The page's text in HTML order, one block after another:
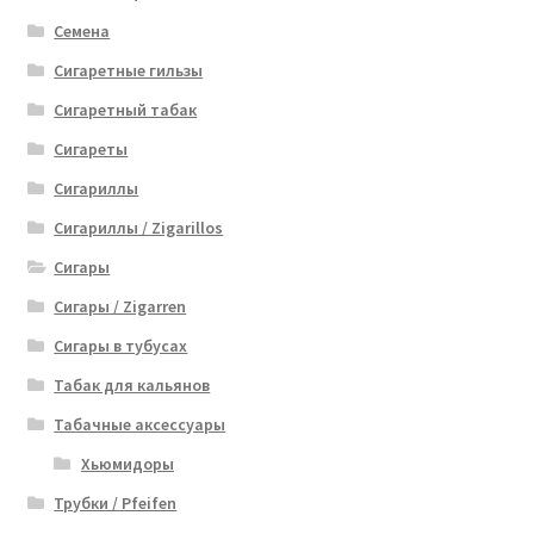
Семена
Сигаретные гильзы
Сигаретный табак
Сигареты
Сигариллы
Сигариллы / Zigarillos
Сигары
Сигары / Zigarren
Сигары в тубусах
Табак для кальянов
Табачные аксессуары
Хьюмидоры
Трубки / Pfeifen